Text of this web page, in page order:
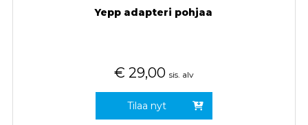
Yepp adapteri pohjaa
€ 29,00 sis. alv
Tilaa nyt